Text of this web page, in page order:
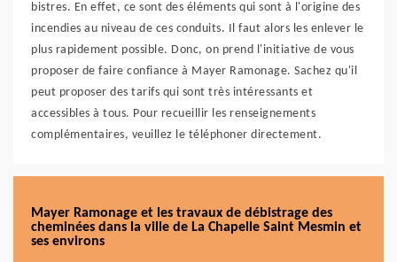
bistres. En effet, ce sont des éléments qui sont à l'origine des
incendies au niveau de ces conduits. Il faut alors les enlever le
plus rapidement possible. Donc, on prend l'initiative de vous
proposer de faire confiance à Mayer Ramonage. Sachez qu'il
peut proposer des tarifs qui sont très intéressants et
accessibles à tous. Pour recueillir les renseignements
complémentaires, veuillez le téléphoner directement.
Mayer Ramonage et les travaux de débistrage des
cheminées dans la ville de La Chapelle Saint Mesmin et
ses environs